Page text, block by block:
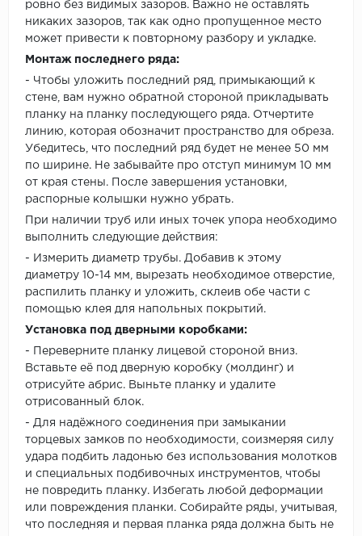
ровно без видимых зазоров. Важно не оставлять
никаких зазоров, так как одно пропущенное место
может привести к повторному разбору и укладке.
Монтаж последнего ряда:
- Чтобы уложить последний ряд, примыкающий к
стене, вам нужно обратной стороной прикладывать
планку на планку последующего ряда. Отчертите
линию, которая обозначит пространство для обреза.
Убедитесь, что последний ряд будет не менее 50 мм
по ширине. Не забывайте про отступ минимум 10 мм
от края стены. После завершения установки,
распорные колышки нужно убрать.
При наличии труб или иных точек упора необходимо
выполнить следующие действия:
- Измерить диаметр трубы. Добавив к этому
диаметру 10-14 мм, вырезать необходимое отверстие,
распилить планку и уложить, склеив обе части с
помощью клея для напольных покрытий.
Установка под дверными коробками:
- Переверните планку лицевой стороной вниз.
Вставьте её под дверную коробку (молдинг) и
отрисуйте абрис. Выньте планку и удалите
отрисованный блок.
- Для надёжного соединения при замыкании
торцевых замков по необходимости, соизмеряя силу
удара подбить ладонью без использования молотков
и специальных подбивочных инструментов, чтобы
не повредить планку. Избегать любой деформации
или повреждения планки. Собирайте ряды, учитывая,
что последняя и первая планка ряда должна быть не